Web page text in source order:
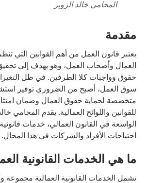
المحامي خالد الزوير
مقدمة
يعتبر قانون العمل من أهم القوانين التي
العمال وأصحاب العمل، وهو يهدف إلى
حقوق وواجبات كلا الطرفين. في ظل
سوق العمل، أصبح من الضروري توفير
متخصصة لحماية حقوق العمال وضمان
للقوانين واللوائح العمالية. يقدم المحامي
الواسعة في القانون العمالي، خدمات
احتياجات الأفراد والشركات في هذا المجال.
ما هي الخدمات القانونية
تشمل الخدمات القانونية العمالية